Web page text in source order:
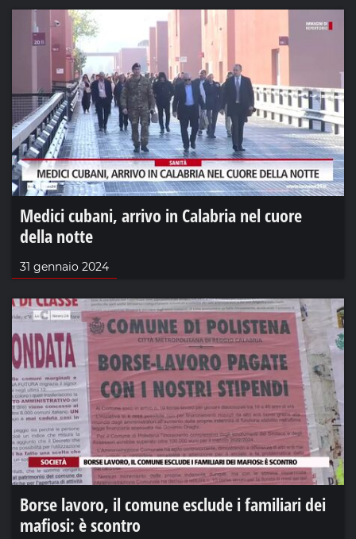
Medici cubani, arrivo in Calabria nel cuore
della notte
31 gennaio 2024
Borse lavoro, il comune esclude i familiari dei
mafiosi: è scontro